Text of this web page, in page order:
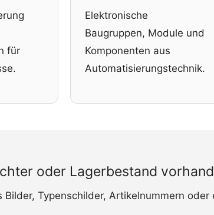
für
Elektronische
Baugruppen, Module und
Komponenten aus
Automatisierungstechnik.
oder Lagerbestand
Bilder, Typenschilder, Artikelnummern